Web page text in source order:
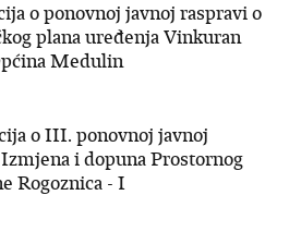
o ponovnoj javnoj raspravi o
plana uređenja Vinkuran
Medulin
o III. ponovnoj javnoj
i dopuna Prostornog
Rogoznica - I